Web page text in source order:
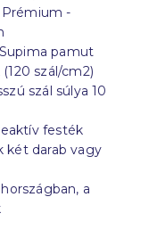
-
pamut
szál/cm2)
szál súlya 10
festék
két darab vagy
a